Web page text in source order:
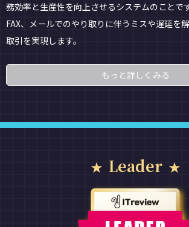
務効率と生産性を向上させるシステムのことで
FAX、メールでのやり取りに伴うミスや遅延を
取引を実現します。
もっと詳しくみる
Leader